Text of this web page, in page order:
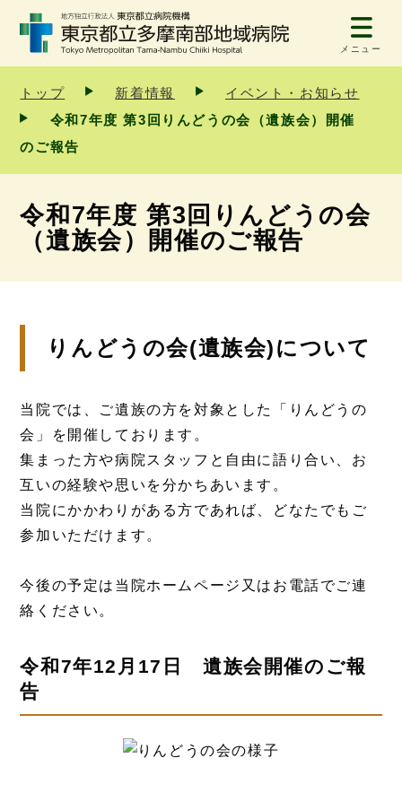
メニュー
トップ 新着情報
イベント・お知らせ
令和7年度 第3回りんどうの会（遺族会）開催
のご報告
令和7年度 第3回りんどうの会
（遺族会）開催のご報告
りんどうの会(遺族会)について
当院では、ご遺族の方を対象とした「りんどうの
会」を開催しております。
集まった方や病院スタッフと自由に語り合い、お
互いの経験や思いを分かちあいます。
当院にかかわりがある方であれば、どなたでもご
参加いただけます。
今後の予定は当院ホームページ又はお電話でご連
絡ください。
令和7年12月17日 遺族会開催のご報
告